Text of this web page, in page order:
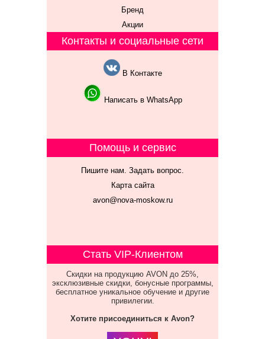
Бренд
Акции
Контакты и социальные сети
В Контакте
Написать в WhatsApp
Помощь и сервис
Пишите нам. Задать вопрос.
Карта сайта
avon@nova-moskow.ru
Стать VIP-Клиентом
Скидки на продукцию AVON до 25%,
эксклюзивные скидки, бонусные программы,
бесплатное уникальное обучение и другие
привилегии.
Хотите присоединиться к Avon?